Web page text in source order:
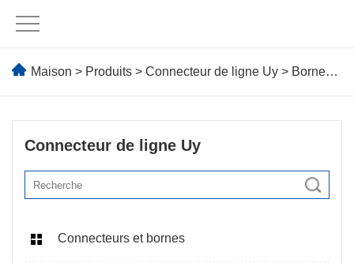
Maison > Produits > Connecteur de ligne Uy > Bornes de câble de connecteur K1 UY
Connecteur de ligne Uy
Connecteurs et bornes